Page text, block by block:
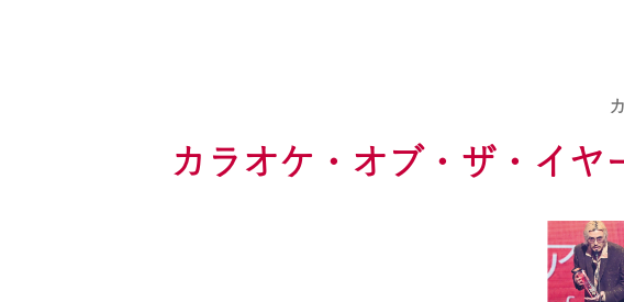
カラオケ・オブ・ザ・イヤ